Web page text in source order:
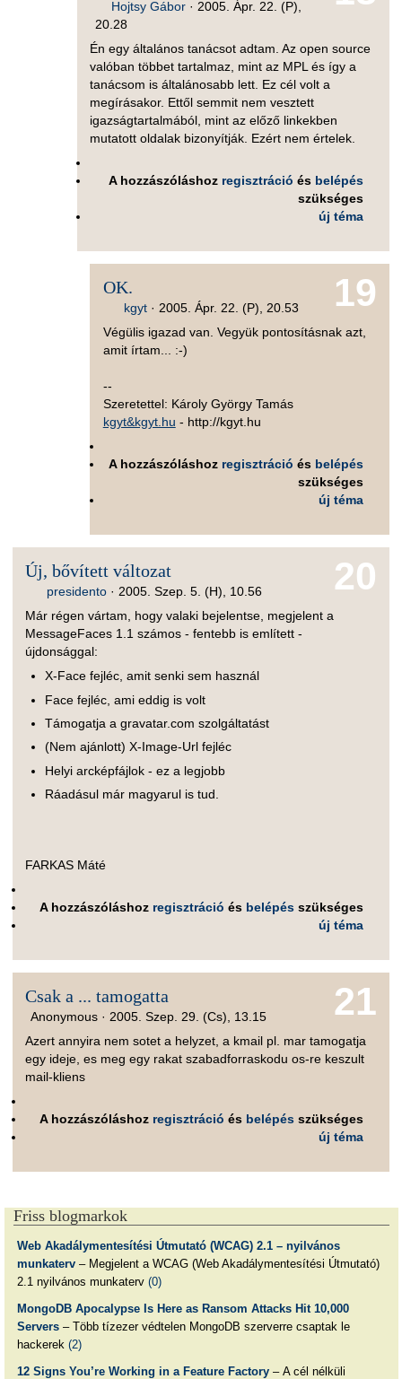
Hojtsy Gábor · 2005. Ápr. 22. (P),
20.28
Én egy általános tanácsot adtam. Az open source
valóban többet tartalmaz, mint az MPL és így a
tanácsom is általánosabb lett. Ez cél volt a
megírásakor. Ettől semmit nem vesztett
igazságtartalmából, mint az előző linkekben
mutatott oldalak bizonyítják. Ezért nem értelek.
A hozzászóláshoz regisztráció és belépés
szükséges
új téma
19
OK.
kgyt · 2005. Ápr. 22. (P), 20.53
Végülis igazad van. Vegyük pontosításnak azt,
amit írtam... :-)
--
Szeretettel: Károly György Tamás
kgyt&kgyt.hu - http://kgyt.hu
A hozzászóláshoz regisztráció és belépés
szükséges
új téma
20
Új, bővített változat
presidento · 2005. Szep. 5. (H), 10.56
Már régen vártam, hogy valaki bejelentse, megjelent a
MessageFaces 1.1 számos - fentebb is említett -
újdonsággal:
X-Face fejléc, amit senki sem használ
Face fejléc, ami eddig is volt
Támogatja a gravatar.com szolgáltatást
(Nem ajánlott) X-Image-Url fejléc
Helyi arcképfájlok - ez a legjobb
Ráadásul már magyarul is tud.
FARKAS Máté
A hozzászóláshoz regisztráció és belépés szükséges
új téma
21
Csak a ... tamogatta
Anonymous · 2005. Szep. 29. (Cs), 13.15
Azert annyira nem sotet a helyzet, a kmail pl. mar tamogatja
egy ideje, es meg egy rakat szabadforraskodu os-re keszult
mail-kliens
A hozzászóláshoz regisztráció és belépés szükséges
új téma
Friss blogmarkok
Web Akadálymentesítési Útmutató (WCAG) 2.1 – nyilvános
munkaterv– Megjelent a WCAG (Web Akadálymentesítési Útmutató)
2.1 nyilvános munkaterv (0)
MongoDB Apocalypse Is Here as Ransom Attacks Hit 10,000
Servers– Több tízezer védtelen MongoDB szerverre csaptak le
hackerek (2)
12 Signs You’re Working in a Feature Factory– A cél nélküli